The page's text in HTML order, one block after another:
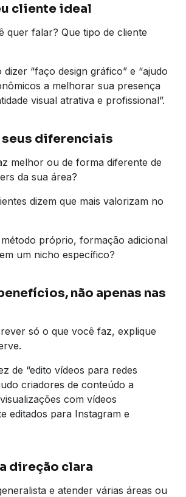
cliente ideal
quer falar? Que tipo de cliente
“faço design gráfico” e “ajudo
a melhorar sua presença
visual atrativa e profissional”.
diferenciais
melhor ou de forma diferente de
da sua área?
dizem que mais valorizam no
próprio, formação adicional
um nicho específico?
não apenas nas
só o que você faz, explique
de “edito vídeos para redes
criadores de conteúdo a
com vídeos
editados para Instagram e
direção clara
e atender várias áreas ou